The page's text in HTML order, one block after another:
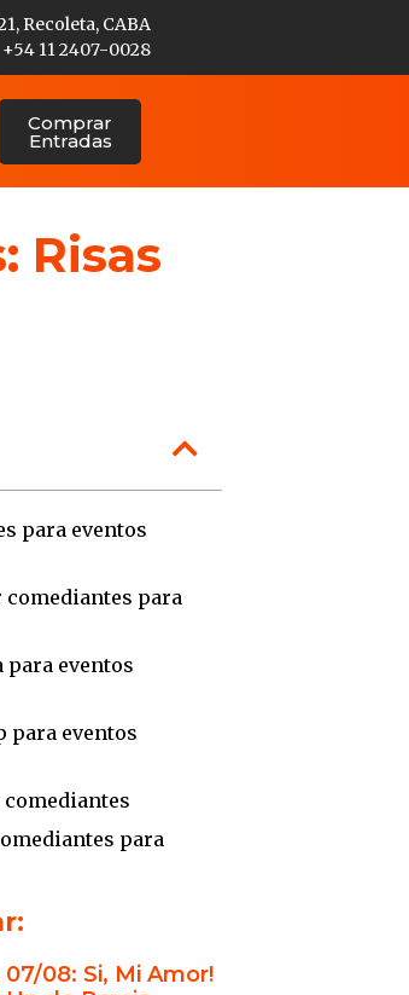
Recoleta, CABA
+54 11 2407-0028
Comprar
Entradas
Risas
para eventos
comediantes para
para eventos
para eventos
para
en nosotros
08: Si, Mi Amor!